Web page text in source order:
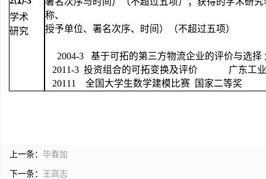
学术
研究
称、
授予单位、署名次序、时间）（不超过五项）
2004-3
基于可拓的第三方物流企业的评价与选择
2011-3投资组合的可拓变换及评价 广东工
20111全国大学生数学建模比赛 国家二等奖
上一条： 毕春加
下一条： 王高志